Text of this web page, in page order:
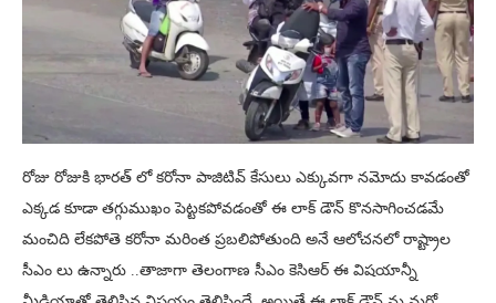
రోజు రోజుకి భారత్ లో కరోనా పాజిటివ్ కేసులు ఎక్కువగా నమోదు కావడంతో
ఎక్కడ కూడా తగ్గుముఖం పెట్టకపోవడంతో ఈ లాక్ డౌన్ కొనసాగించడమే
మంచిది లేకపోతె కరోనా మరింత ప్రబలిపోతుంది అనే ఆలోచనలో రాష్ట్రాల
సీఎం లు ఉన్నారు ..తాజాగా తెలంగాణ సీఎం కెసిఆర్ ఈ విషయాన్నీ